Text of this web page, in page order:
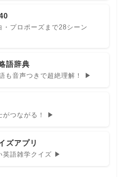
・プロポーズまで28シーン
語辞典
も音声つきで超絶理解！ ▶
がつながる！ ▶
ズアプリ
英語雑学クイズ ▶